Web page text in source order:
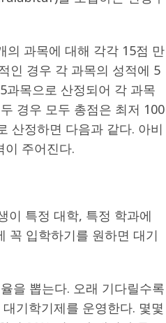
의 과목에 대해 각각 15점 만
인 경우 각 과목의 성적에 5
과목으로 산정되어 각 과목
경우 모두 총점은 최저 100
산정하면 다음과 같다. 아비
이 주어진다.
이 특정 대학, 특정 학과에
꼭 입학하기를 원하면 대기
을 뽑는다. 오래 기다릴수록
기학기제를 운영한다. 몇몇